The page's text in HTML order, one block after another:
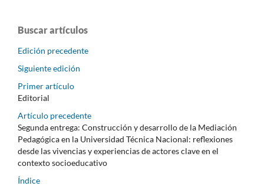
Buscar artículos
Edición precedente
Siguiente edición
Primer artículo
Editorial
Artículo precedente
Segunda entrega: Construcción y desarrollo de la Mediación
Pedagógica en la Universidad Técnica Nacional: reflexiones
desde las vivencias y experiencias de actores clave en el
contexto socioeducativo
Índice